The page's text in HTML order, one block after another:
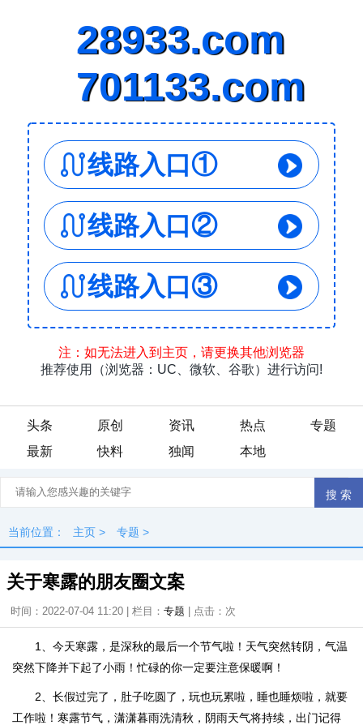
头条 原创 资讯 热点
专题
最新
快料 独闻 本地
当前位置： 主页 > 专题 >
关于寒露的朋友圈文案
时间：2022-07-04 11:20 | 栏目： 专题 | 点击： 次
1、今天寒露，是深秋的最后一个节气啦！天气突然转阴，气温
突然下降并下起了小雨！忙碌的你一定要注意保暖啊！
2、长假过完了，肚子吃圆了，玩也玩累啦，睡也睡烦啦，就要
工作啦！寒露节气，潇潇暮雨洗清秋，阴雨天气将持续，出门记得